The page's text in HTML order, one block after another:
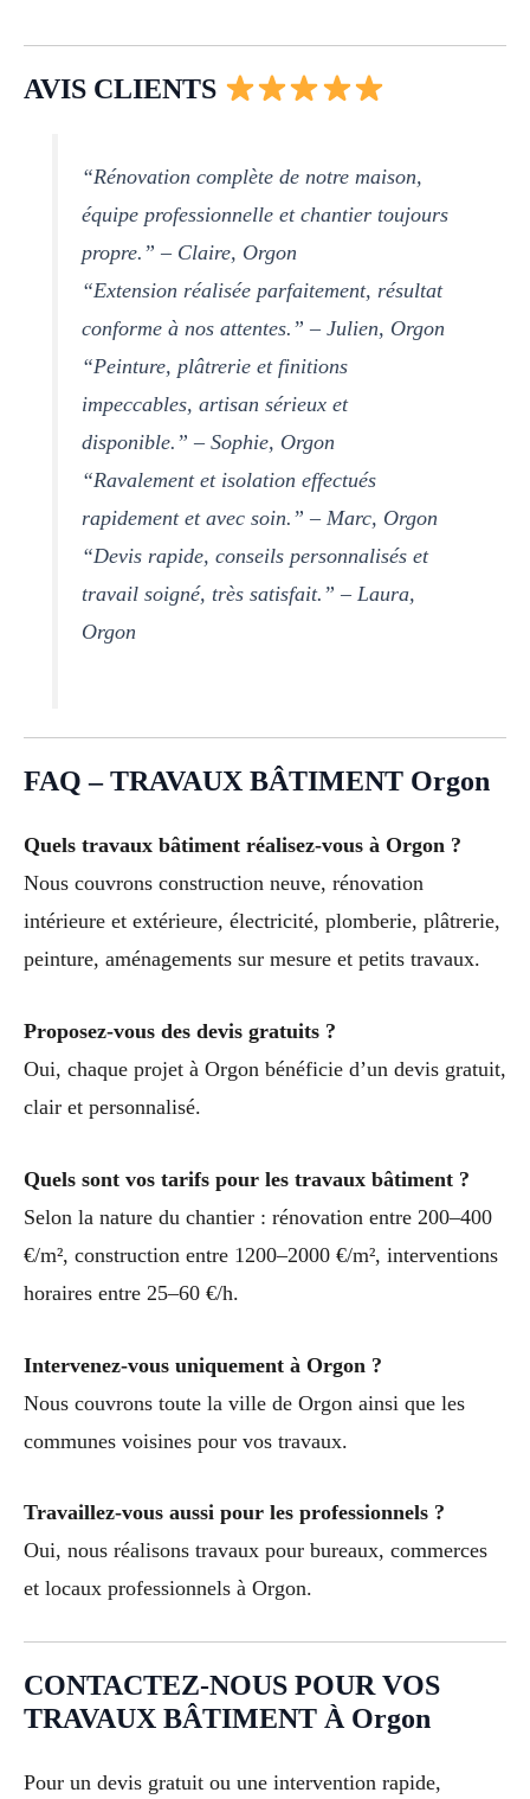
AVIS CLIENTS
“Rénovation complète de notre maison,
équipe professionnelle et chantier toujours
propre.” – Claire, Orgon
“Extension réalisée parfaitement, résultat
conforme à nos attentes.” – Julien, Orgon
“Peinture, plâtrerie et finitions
impeccables, artisan sérieux et
disponible.” – Sophie, Orgon
“Ravalement et isolation effectués
rapidement et avec soin.” – Marc, Orgon
“Devis rapide, conseils personnalisés et
travail soigné, très satisfait.” – Laura,
Orgon
FAQ – TRAVAUX BÂTIMENT Orgon
Quels travaux bâtiment réalisez-vous à Orgon ?
Nous couvrons construction neuve, rénovation
intérieure et extérieure, électricité, plomberie, plâtrerie,
peinture, aménagements sur mesure et petits travaux.
Proposez-vous des devis gratuits ?
Oui, chaque projet à Orgon bénéficie d’un devis gratuit,
clair et personnalisé.
Quels sont vos tarifs pour les travaux bâtiment ?
Selon la nature du chantier : rénovation entre 200–400
€/m², construction entre 1200–2000 €/m², interventions
horaires entre 25–60 €/h.
Intervenez-vous uniquement à Orgon ?
Nous couvrons toute la ville de Orgon ainsi que les
communes voisines pour vos travaux.
Travaillez-vous aussi pour les professionnels ?
Oui, nous réalisons travaux pour bureaux, commerces
et locaux professionnels à Orgon.
CONTACTEZ-NOUS POUR VOS
TRAVAUX BÂTIMENT À Orgon
Pour un devis gratuit ou une intervention rapide,